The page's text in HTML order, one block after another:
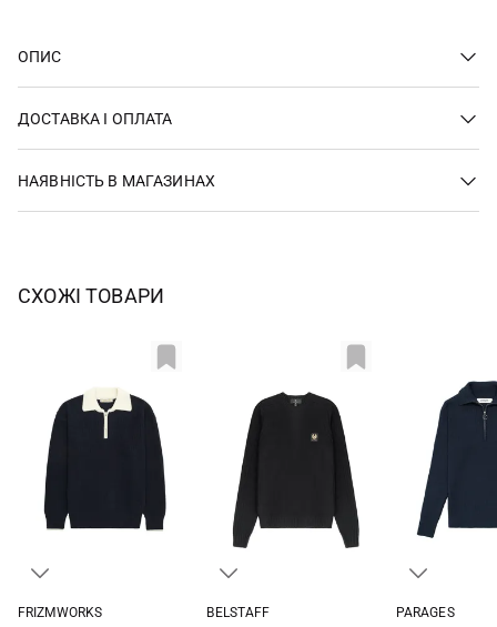
ОПИС
ДОСТАВКА І ОПЛАТА
НАЯВНІСТЬ В МАГАЗИНАХ
СХОЖІ ТОВАРИ
FRIZMWORKS
BELSTAFF
PARAGES